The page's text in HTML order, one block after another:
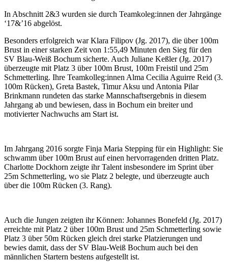
In Abschnitt 2&3 wurden sie durch Teamkoleg:innen der Jahrgänge
‘17&’16 abgelöst.
Besonders erfolgreich war Klara Filipov (Jg. 2017), die über 100m
Brust in einer starken Zeit von 1:55,49 Minuten den Sieg für den
SV Blau-Weiß Bochum sicherte. Auch Juliane Keßler (Jg. 2017)
überzeugte mit Platz 3 über 100m Brust, 100m Freistil und 25m
Schmetterling. Ihre Teamkolleg:innen Alma Cecilia Aguirre Reid (3.
100m Rücken), Greta Bastek, Timur Aksu und Antonia Pilar
Brinkmann rundeten das starke Mannschaftsergebnis in diesem
Jahrgang ab und bewiesen, dass in Bochum ein breiter und
motivierter Nachwuchs am Start ist.
Im Jahrgang 2016 sorgte Finja Maria Stepping für ein Highlight: Sie
schwamm über 100m Brust auf einen hervorragenden dritten Platz.
Charlotte Dockhorn zeigte ihr Talent insbesondere im Sprint über
25m Schmetterling, wo sie Platz 2 belegte, und überzeugte auch
über die 100m Rücken (3. Rang).
Auch die Jungen zeigten ihr Können: Johannes Bonefeld (Jg. 2017)
erreichte mit Platz 2 über 100m Brust und 25m Schmetterling sowie
Platz 3 über 50m Rücken gleich drei starke Platzierungen und
bewies damit, dass der SV Blau-Weiß Bochum auch bei den
männlichen Startern bestens aufgestellt ist.